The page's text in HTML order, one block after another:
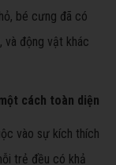
bé cưng đã có
và động vật khác
cách toàn diện
vào sự kích thích
trẻ đều có khả